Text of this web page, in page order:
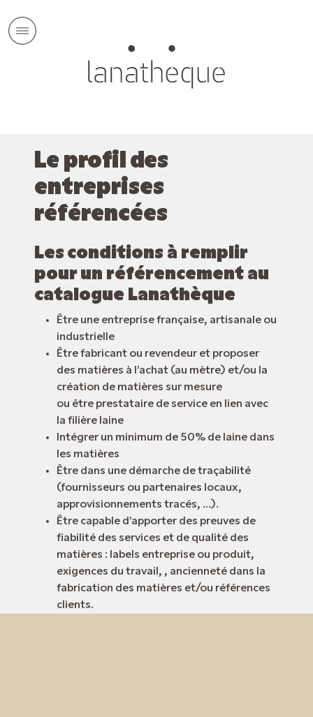
Le profil des
entreprises
référencées
Les conditions à remplir
pour un référencement au
catalogue Lanathèque
Être une entreprise française, artisanale ou
industrielle
Être fabricant ou revendeur et proposer
des matières à l’achat (au mètre) et/ou la
création de matières sur mesure
ou être prestataire de service en lien avec
la filière laine
Intégrer un minimum de 50% de laine dans
les matières
Être dans une démarche de traçabilité
(fournisseurs ou partenaires locaux,
approvisionnements tracés, …).
Être capable d’apporter des preuves de
fiabilité des services et de qualité des
matières : labels entreprise ou produit,
exigences du travail, , ancienneté dans la
fabrication des matières et/ou références
clients.